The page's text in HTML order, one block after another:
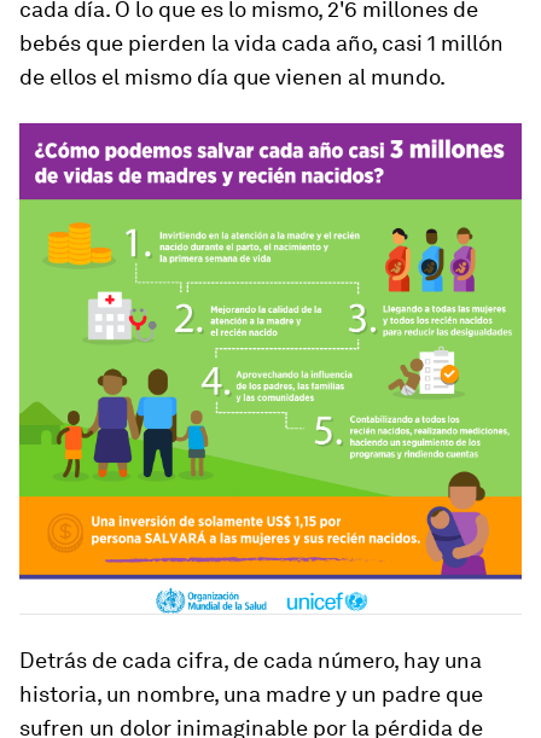
cada día. O lo que es lo mismo, 2'6 millones de
bebés que pierden la vida cada año, casi 1 millón
de ellos el mismo día que vienen al mundo.
Detrás de cada cifra, de cada número, hay una
historia, un nombre, una madre y un padre que
sufren un dolor inimaginable por la pérdida de